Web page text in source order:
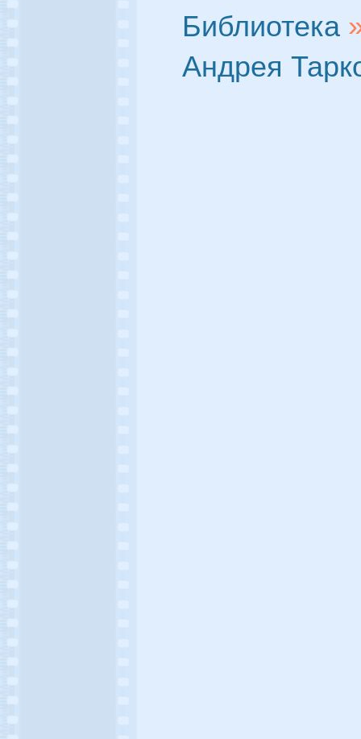
Библиотека
Андрея